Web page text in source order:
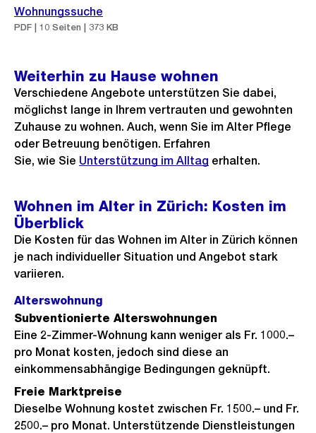
Wohnungssuche
PDF | 10 Seiten | 373 KB
Weiterhin zu Hause wohnen
Verschiedene Angebote unterstützen Sie dabei,
möglichst lange in Ihrem vertrauten und gewohnten
Zuhause zu wohnen. Auch, wenn Sie im Alter Pflege
oder Betreuung benötigen. Erfahren
Sie, wie Sie Unterstützung im Alltag erhalten.
Wohnen im Alter in Zürich: Kosten im
Überblick
Die Kosten für das Wohnen im Alter in Zürich können
je nach individueller Situation und Angebot stark
variieren.
Alterswohnung
Subventionierte Alterswohnungen
Eine 2-Zimmer-Wohnung kann weniger als Fr. 1000.–
pro Monat kosten, jedoch sind diese an
einkommensabhängige Bedingungen geknüpft.
Freie Marktpreise
Dieselbe Wohnung kostet zwischen Fr. 1500.– und Fr.
2500.– pro Monat. Unterstützende Dienstleistungen